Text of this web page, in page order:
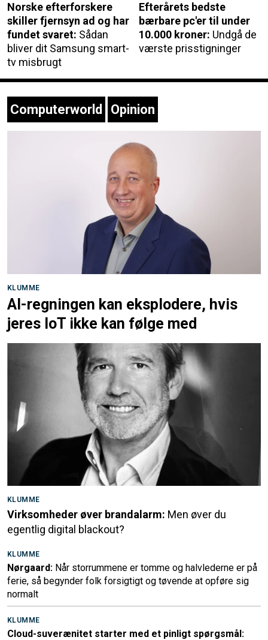
Norske efterforskere
skiller fjernsyn ad og har
fundet svaret: Sådan
bliver dit Samsung smart-
tv misbrugt
Efterårets bedste
bærbare pc'er til under
10.000 kroner: Undgå de
værste prisstigninger
Computerworld Opinion
KLUMME
AI-regningen kan eksplodere, hvis
jeres IoT ikke kan følge med
KLUMME
Virksomheder øver brandalarm: Men øver du
egentlig digital blackout?
KLUMME
Nørgaard: Når storrummene er tomme og halvlederne er på
ferie, så begynder folk forsigtigt og tøvende at opføre sig
normalt
KLUMME
Cloud-suverænitet starter med et pinligt spørgsmål: